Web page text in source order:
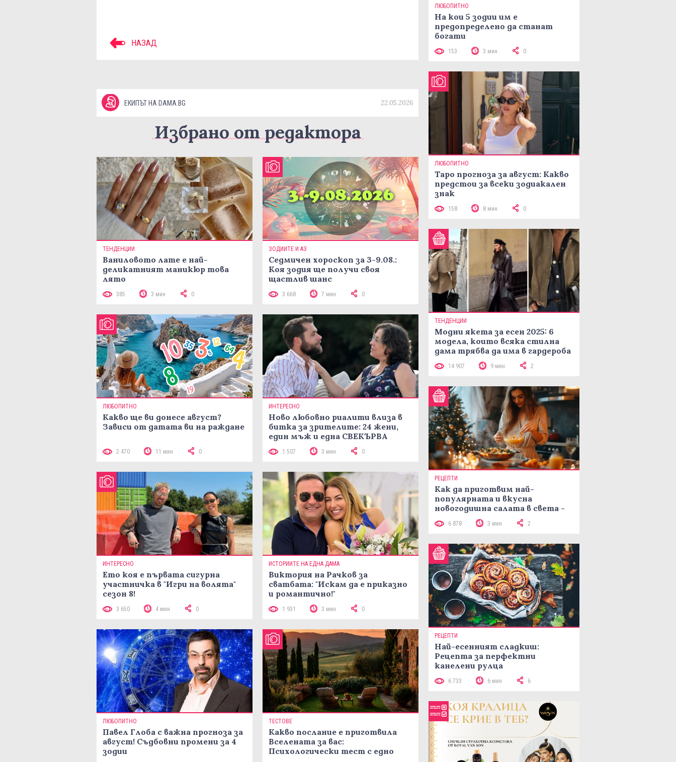
НАЗАД
ЕКИПЪТ НА DAMA.BG 22.05.2026
Избрано от редактора
ТЕНДЕНЦИИ
Ваниловото лате е най-
деликатният маникюр това
лято
385 3 мин 0
ЗОДИИТЕ И АЗ
Седмичен хороскоп за 3-9.08.:
Коя зодия ще получи своя
щастлив шанс
3 668 7 мин 0
ЛЮБОПИТНО
Какво ще ви донесе август?
Зависи от датата ви на ражданe
2 470 11 мин 0
ИНТЕРЕСНО
Ново любовно риалити влиза в
битка за зрителите: 24 жени,
един мъж и една СВЕКЪРВА
1 507 3 мин 0
ИНТЕРЕСНО
Ето коя е първата сигурна
участничка в "Игри на волята"
сезон 8!
3 650 4 мин 0
ИСТОРИИТЕ НА ЕДНА ДАМА
Виктория на Рачков за
сватбата: "Искам да е приказно
и романтично!"
1 931 3 мин 0
ЛЮБОПИТНО
Павел Глоба с важна прогноза за
август! Съдбовни промени за 4
зодии
ТЕСТОВЕ
Какво послание е приготвила
Вселената за вас:
Психологически тест с едно
ЛЮБОПИТНО
На кои 5 зодии им е
предопределено да станат
богати
153 3 мин 0
ЛЮБОПИТНО
Таро прогноза за август: Какво
предстои за всеки зодиакален
знак
158 8 мин 0
ТЕНДЕНЦИИ
Модни якета за есен 2025: 6
модела, които всяка стилна
дама трябва да има в гардероба
14 907 9 мин 2
РЕЦЕПТИ
Как да приготвим най-
популярната и вкусна
новогодишна салата в света -
рецепта Мимоза
6 878 3 мин 2
РЕЦЕПТИ
Най-есенният сладкиш:
Рецепта за перфектни
канелени рулца
6 733 6 мин 6